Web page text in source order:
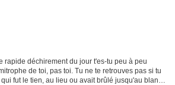
rapide déchirement du jour t'es-tu peu à peu
de toi, pas toi. Tu ne te retrouves pas si tu
fut le tien, au lieu ou avait brûlé jusqu'au blanc